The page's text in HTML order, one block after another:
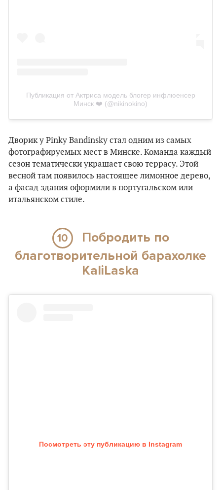
Публикация от Актриса модель блогер инфлюенсер
Минск ❤️ (@nikinokino)
Дворик у Pinky Bandinsky стал одним из самых
фотографируемых мест в Минске. Команда каждый
сезон тематически украшает свою террасу. Этой
весной там появилось настоящее лимонное дерево,
а фасад здания оформили в португальском или
итальянском стиле.
10
Побродить по
благотворительной барахолке
KaliLaska
Посмотреть эту публикацию в Instagram